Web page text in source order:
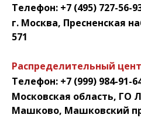
Телефон: +7 (495) 727-56-
г. Москва, Пресненская
571
Распределительный
Телефон: +7 (999) 984-91-
Московская область, ГО
Машково, Машковский